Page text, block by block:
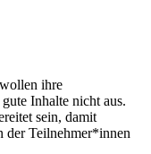
ihre
Inhalte nicht aus.
sein, damit
der Teilnehmer*innen